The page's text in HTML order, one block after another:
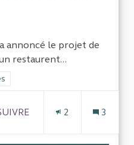
annoncé le projet de
restaurent...
: CRC Auvergne Rhône-
ABONNÉS 2 3